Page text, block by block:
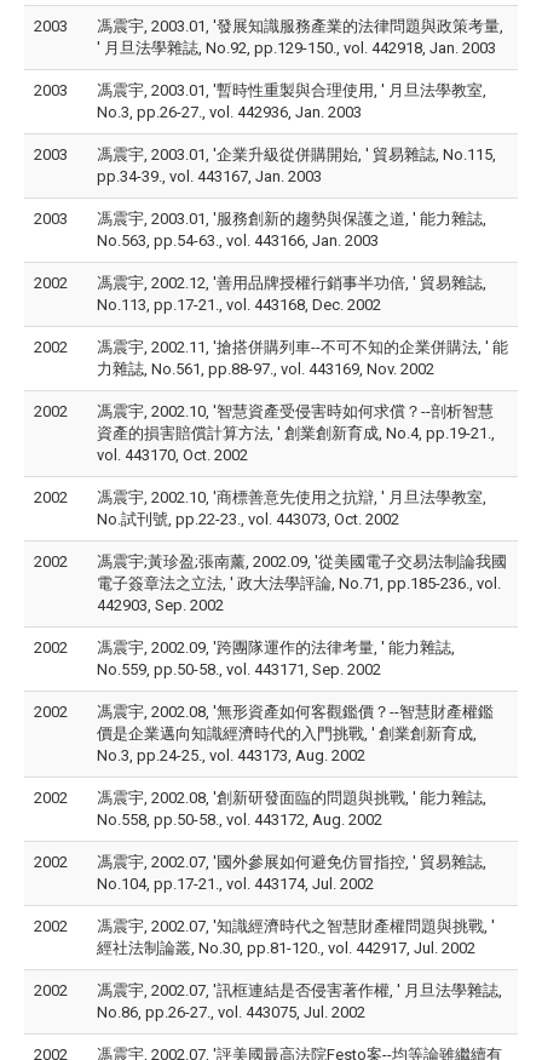
2003
馮震宇, 2003.01, '發展知識服務產業的法律問題與政策考量,
' 月旦法學雜誌, No.92, pp.129-150., vol. 442918, Jan. 2003
2003
馮震宇, 2003.01, '暫時性重製與合理使用, ' 月旦法學教室,
No.3, pp.26-27., vol. 442936, Jan. 2003
2003
馮震宇, 2003.01, '企業升級從併購開始, ' 貿易雜誌, No.115,
pp.34-39., vol. 443167, Jan. 2003
2003
馮震宇, 2003.01, '服務創新的趨勢與保護之道, ' 能力雜誌,
No.563, pp.54-63., vol. 443166, Jan. 2003
2002
馮震宇, 2002.12, '善用品牌授權行銷事半功倍, ' 貿易雜誌,
No.113, pp.17-21., vol. 443168, Dec. 2002
2002
馮震宇, 2002.11, '搶搭併購列車--不可不知的企業併購法, ' 能
力雜誌, No.561, pp.88-97., vol. 443169, Nov. 2002
2002
馮震宇, 2002.10, '智慧資產受侵害時如何求償？--剖析智慧
資產的損害賠償計算方法, ' 創業創新育成, No.4, pp.19-21.,
vol. 443170, Oct. 2002
2002
馮震宇, 2002.10, '商標善意先使用之抗辯, ' 月旦法學教室,
No.試刊號, pp.22-23., vol. 443073, Oct. 2002
2002
馮震宇;黃珍盈;張南薰, 2002.09, '從美國電子交易法制論我國
電子簽章法之立法, ' 政大法學評論, No.71, pp.185-236., vol.
442903, Sep. 2002
2002
馮震宇, 2002.09, '跨團隊運作的法律考量, ' 能力雜誌,
No.559, pp.50-58., vol. 443171, Sep. 2002
2002
馮震宇, 2002.08, '無形資產如何客觀鑑價？--智慧財產權鑑
價是企業邁向知識經濟時代的入門挑戰, ' 創業創新育成,
No.3, pp.24-25., vol. 443173, Aug. 2002
2002
馮震宇, 2002.08, '創新研發面臨的問題與挑戰, ' 能力雜誌,
No.558, pp.50-58., vol. 443172, Aug. 2002
2002
馮震宇, 2002.07, '國外參展如何避免仿冒指控, ' 貿易雜誌,
No.104, pp.17-21., vol. 443174, Jul. 2002
2002
馮震宇, 2002.07, '知識經濟時代之智慧財產權問題與挑戰, '
經社法制論叢, No.30, pp.81-120., vol. 442917, Jul. 2002
2002
馮震宇, 2002.07, '訊框連結是否侵害著作權, ' 月旦法學雜誌,
No.86, pp.26-27., vol. 443075, Jul. 2002
2002
馮震宇, 2002.07, '評美國最高法院Festo案--均等論雖繼續有